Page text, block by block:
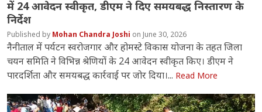
में 24 आवेदन स्वीकृत, डीएम ने दिए समयबद्ध निस्तारण के
निर्देश
Mohan Chandra Joshi June 30, 2026
नैनीताल में पर्यटन स्वरोजगार और होमस्टे विकास योजना के तहत जिला
चयन समिति ने विभिन्न श्रेणियों के 24 आवेदन स्वीकृत किए। डीएम ने
पारदर्शिता और समयबद्ध कार्रवाई पर जोर दिया।... Read More